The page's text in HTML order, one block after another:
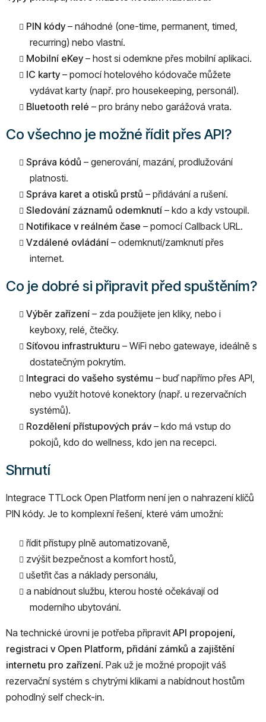
PIN kódy – náhodné (one-time, permanent, timed,
recurring) nebo vlastní.
Mobilní eKey – host si odemkne přes mobilní aplikaci.
IC karty – pomocí hotelového kódovače můžete
vydávat karty (např. pro housekeeping, personál).
Bluetooth relé – pro brány nebo garážová vrata.
Co všechno je možné řídit přes API?
Správa kódů – generování, mazání, prodlužování
platnosti.
Správa karet a otisků prstů – přidávání a rušení.
Sledování záznamů odemknutí – kdo a kdy vstoupil.
Notifikace v reálném čase – pomocí Callback URL.
Vzdálené ovládání – odemknutí/zamknutí přes
internet.
Co je dobré si připravit před spuštěním?
Výběr zařízení – zda použijete jen kliky, nebo i
keyboxy, relé, čtečky.
Síťovou infrastrukturu – WiFi nebo gatewaye, ideálně s
dostatečným pokrytím.
Integraci do vašeho systému – buď napřímo přes API,
nebo využít hotové konektory (např. u rezervačních
systémů).
Rozdělení přístupových práv – kdo má vstup do
pokojů, kdo do wellness, kdo jen na recepci.
Shrnutí
Integrace TTLock Open Platform není jen o nahrazení klíčů
PIN kódy. Je to komplexní řešení, které vám umožní:
řídit přístupy plně automatizovaně,
zvýšit bezpečnost a komfort hostů,
ušetřit čas a náklady personálu,
a nabídnout službu, kterou hosté očekávají od
moderního ubytování.
Na technické úrovni je potřeba připravit API propojení,
registraci v Open Platform, přidání zámků a zajištění
internetu pro zařízení. Pak už je možné propojit váš
rezervační systém s chytrými klikami a nabídnout hostům
pohodlný self check-in.